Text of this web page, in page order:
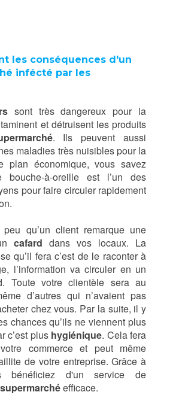
les conséquences d'un
infécté par les
sont très dangereux pour la
et détruisent les produits
. Ils peuvent aussi
maladies très nuisibles pour la
plan économique, vous savez
à-oreille est l’un des
pour faire circuler rapidement
qu’un client remarque une
cafard dans vos locaux. La
qu’il fera c’est de le raconter à
l’information va circuler en un
Toute votre clientèle sera au
d’autres qui n’avaient pas
chez vous. Par la suite, il y
chances qu’ils ne viennent plus
c’est plus hygiénique. Cela fera
commerce et peut même
de votre entreprise. Grâce à
bénéficiez d'un service de
efficace.